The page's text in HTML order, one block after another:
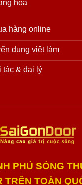
hóa
hàng online
dụng việt làm
tác & đại lý
PHỦ SÓNG
TRÊN TOÀN